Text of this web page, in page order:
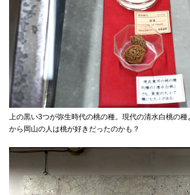
上の黒い3つが弥生時代の桃の種。現代の清水白桃の
から岡山の人は桃が好きだったのかも？